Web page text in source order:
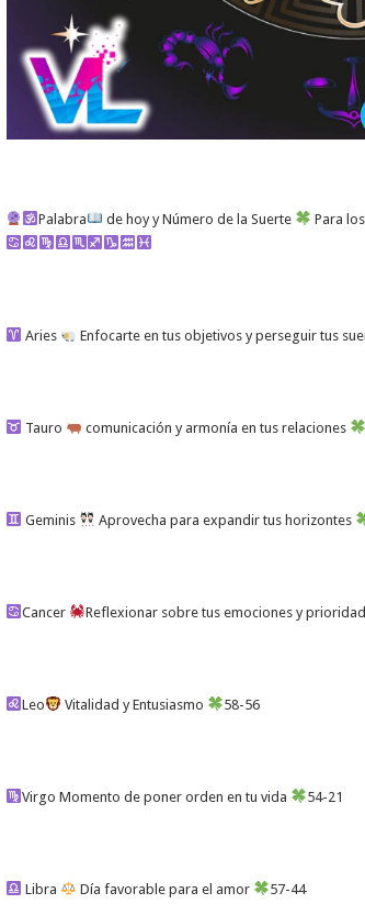
Palabra de hoy y Número de la Suerte Para
Aries Enfocarte en tus objetivos y perseguir tus
Tauro comunicación y armonía en tus relaciones
Geminis Aprovecha para expandir tus horizontes
Cancer Reflexionar sobre tus emociones y
Leo Vitalidad y Entusiasmo 58-56
Virgo Momento de poner orden en tu vida 54-21
Libra Día favorable para el amor 57-44